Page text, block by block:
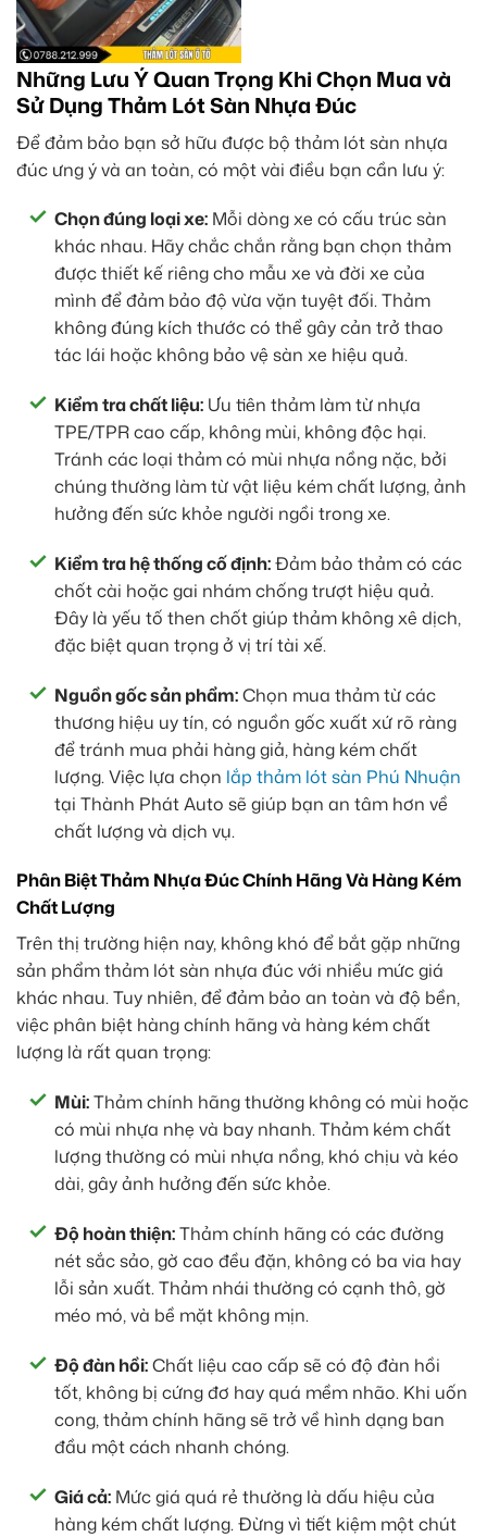
Những Lưu Ý Quan Trọng Khi Chọn Mua và
Sử Dụng Thảm Lót Sàn Nhựa Đúc
Để đảm bảo bạn sở hữu được bộ thảm lót sàn nhựa
đúc ưng ý và an toàn, có một vài điều bạn cần lưu ý:
Chọn đúng loại xe: Mỗi dòng xe có cấu trúc sàn
khác nhau. Hãy chắc chắn rằng bạn chọn thảm
được thiết kế riêng cho mẫu xe và đời xe của
mình để đảm bảo độ vừa vặn tuyệt đối. Thảm
không đúng kích thước có thể gây cản trở thao
tác lái hoặc không bảo vệ sàn xe hiệu quả.
Kiểm tra chất liệu: Ưu tiên thảm làm từ nhựa
TPE/TPR cao cấp, không mùi, không độc hại.
Tránh các loại thảm có mùi nhựa nồng nặc, bởi
chúng thường làm từ vật liệu kém chất lượng, ảnh
hưởng đến sức khỏe người ngồi trong xe.
Kiểm tra hệ thống cố định:Đảm bảo thảm có các
chốt cài hoặc gai nhám chống trượt hiệu quả.
Đây là yếu tố then chốt giúp thảm không xê dịch,
đặc biệt quan trọng ở vị trí tài xế.
Nguồn gốc sản phẩm:Chọn mua thảm từ các
thương hiệu uy tín, có nguồn gốc xuất xứ rõ ràng
để tránh mua phải hàng giả, hàng kém chất
lượng. Việc lựa chọn lắp thảm lót sàn Phú Nhuận
tại Thành Phát Auto sẽ giúp bạn an tâm hơn về
chất lượng và dịch vụ.
Phân Biệt Thảm Nhựa Đúc Chính Hãng Và Hàng Kém
Chất Lượng
Trên thị trường hiện nay, không khó để bắt gặp những
sản phẩm thảm lót sàn nhựa đúc với nhiều mức giá
khác nhau. Tuy nhiên, để đảm bảo an toàn và độ bền,
việc phân biệt hàng chính hãng và hàng kém chất
lượng là rất quan trọng:
Mùi:Thảm chính hãng thường không có mùi hoặc
có mùi nhựa nhẹ và bay nhanh. Thảm kém chất
lượng thường có mùi nhựa nồng, khó chịu và kéo
dài, gây ảnh hưởng đến sức khỏe.
Độ hoàn thiện:Thảm chính hãng có các đường
nét sắc sảo, gờ cao đều đặn, không có ba via hay
lỗi sản xuất. Thảm nhái thường có cạnh thô, gờ
méo mó, và bề mặt không mịn.
Độ đàn hồi:Chất liệu cao cấp sẽ có độ đàn hồi
tốt, không bị cứng đơ hay quá mềm nhão. Khi uốn
cong, thảm chính hãng sẽ trở về hình dạng ban
đầu một cách nhanh chóng.
Giá cả: Mức giá quá rẻ thường là dấu hiệu của
hàng kém chất lượng. Đừng vì tiết kiệm một chút